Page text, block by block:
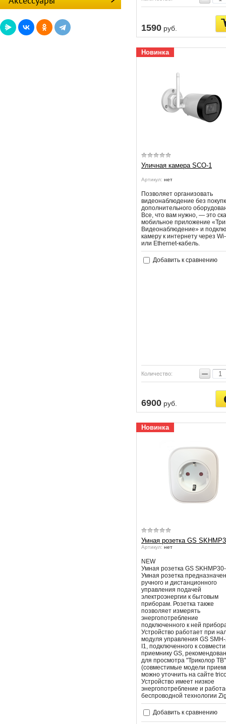
1590 руб.
Новинка
Уличная камера SCO-1
Артикул: нет
Позволяет организовать
видеонаблюдение без
дополнительного
Все, что вам нужно, — это
мобильное приложение
Видеонаблюдение» и
камеру к интернету через
или Ethernet-кабель.
Добавить к сравнению
Количество: −
6900 руб.
Новинка
Умная розетка GS
Артикул: нет
NEW
Умная розетка GS
Умная розетка
ручного и дистанционного
управления подачей
электроэнергии к бытовым
приборам. Розетка также
позволяет измерять
энергопотребление
подключенного к ней
Устройство работает при
модуля управления GS
I1, подключенного к
приемнику GS,
для просмотра "Триколор ТВ"
(совместимые модели
можно уточнить на сайте
Устройство имеет низкое
энергопотребление и
беспроводной технологии
Добавить к сравнению